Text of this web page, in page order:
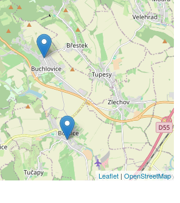
Leaflet | OpenStreetMap